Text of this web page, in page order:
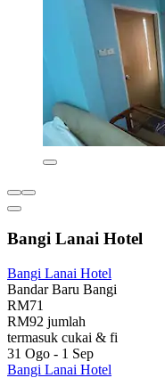
Bangi Lanai Hotel
Bangi Lanai Hotel
Bandar Baru Bangi
RM71
RM92 jumlah
termasuk cukai & fi
31 Ogo - 1 Sep
Bangi Lanai Hotel